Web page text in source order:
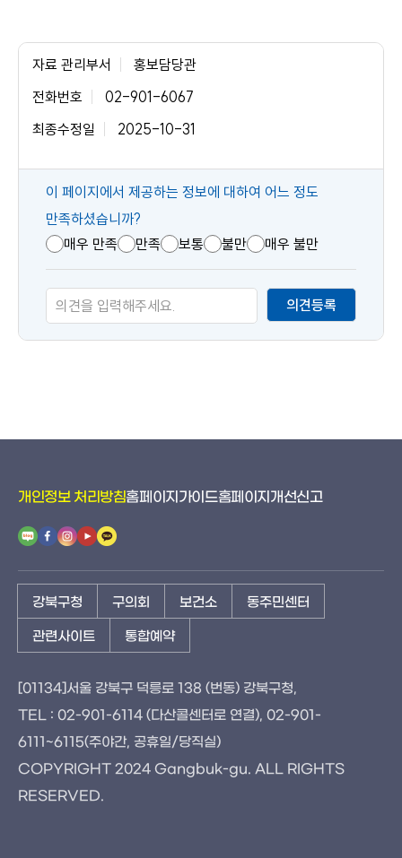
자료 관리부서
홍보담당관
전화번호
02-901-6067
최종수정일
2025-10-31
콘
텐
츠
만
족
도
이 페이지에서 제공하는 정보에 대하여 어느 정도
만족하셨습니까?
매우 만족
만족 보통 불만 매우 불만
의견등록
개인정보 처리방침홈페이지가이드홈페이지개선신고
강북구청 구의회 보건소 동주민센터
관련사이트 통합예약
[01134]서울 강북구 덕릉로 138 (번동) 강북구청,
TEL : 02-901-6114 (다산콜센터로 연결), 02-901-
6111~6115(주야간, 공휴일/당직실)
COPYRIGHT 2024 Gangbuk-gu. ALL RIGHTS
RESERVED.